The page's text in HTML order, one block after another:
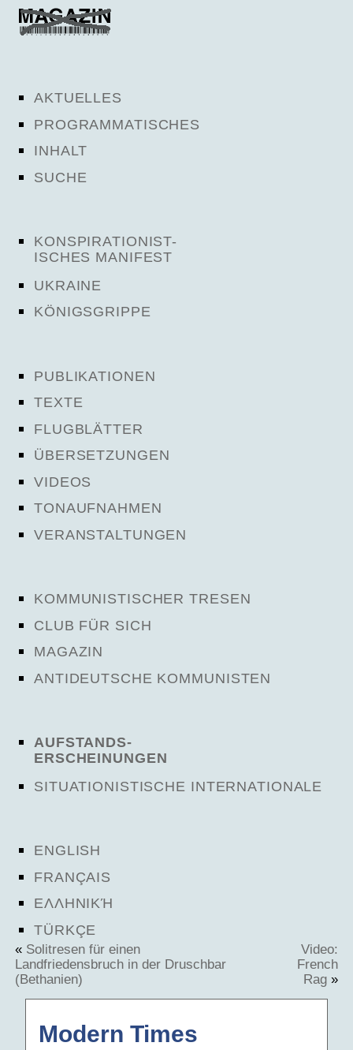
AKTUELLES
PROGRAMMATISCHES
INHALT
SUCHE
KONSPIRATIONIST-
ISCHES MANIFEST
UKRAINE
KÖNIGSGRIPPE
PUBLIKATIONEN
TEXTE
FLUGBLÄTTER
ÜBERSETZUNGEN
VIDEOS
TONAUFNAHMEN
VERANSTALTUNGEN
KOMMUNISTISCHER TRESEN
CLUB FÜR SICH
MAGAZIN
ANTIDEUTSCHE KOMMUNISTEN
AUFSTANDS-
ERSCHEINUNGEN
SITUATIONISTISCHE INTERNATIONALE
ENGLISH
FRANÇAIS
ΕΛΛΗΝΙΚΉ
TÜRKÇE
« Solitresen für einen
Landfriedensbruch in der Druschbar
(Bethanien)
Video:
French
Rag »
Modern Times